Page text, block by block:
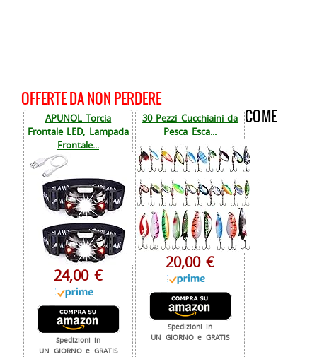
OFFERTE DA NON PERDERE
APUNOL Torcia
Frontale LED, Lampada
Frontale...
24,00 €
Spedizioni in
UN GIORNO e GRATIS
30 Pezzi Cucchiaini da
Pesca Esca...
20,00 €
Spedizioni in
UN GIORNO e GRATIS
COME